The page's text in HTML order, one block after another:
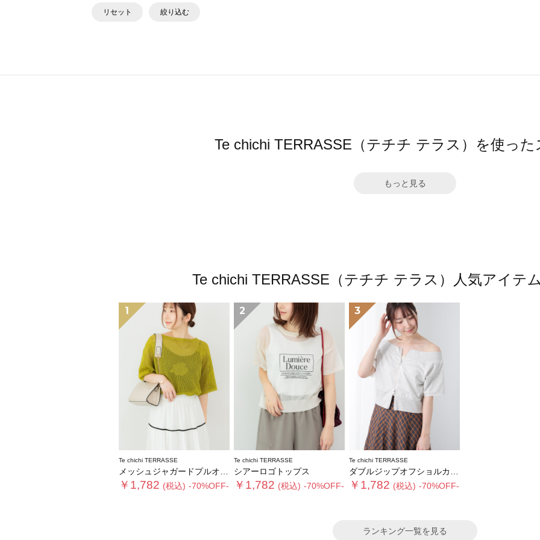
リセット 絞り込む
Te chichi TERRASSE（テチチ テラス）を使っ
もっと見る
Te chichi TERRASSE（テチチ テラス）人気アイテ
1
Te chichi TERRASSE
メッシュジャガードプルオーバーニット
￥1,782 (税込) -70%OFF-
2
Te chichi TERRASSE
シアーロゴトップス
￥1,782 (税込) -70%OFF-
3
Te chichi TERRASSE
ダブルジップオフショルカットトップス
￥1,782 (税込) -70%OFF-
ランキング一覧を見る